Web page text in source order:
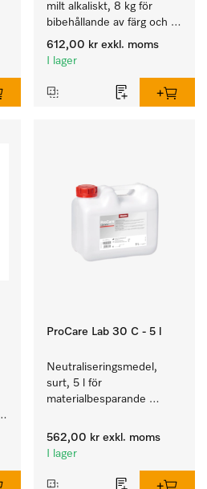
milt alkaliskt, 8 kg för
bibehållande av färg och
rengöring av kulörtvätt.
612,00 kr exkl. moms
I lager
ProCare Lab 30 C - 5 l
Neutraliseringsmedel,
surt, 5 l för
materialbesparande
laboratorieglas och -
instrument.
562,00 kr exkl. moms
I lager